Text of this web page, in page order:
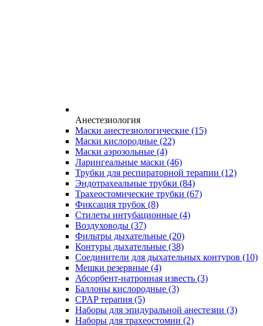
Анестезиология
Маски анестезиологические (15)
Маски кислородные (22)
Маски аэрозольные (4)
Ларингеальные маски (46)
Трубки для респираторной терапии (12)
Эндотрахеальные трубки (84)
Трахеостомические трубки (67)
Фиксация трубок (8)
Стилеты интубационные (4)
Воздуховоды (37)
Фильтры дыхательные (20)
Контуры дыхательные (38)
Соединители для дыхательных контуров (10)
Мешки резервные (4)
Абсорбент-натронная известь (3)
Баллоны кислородные (3)
CPAP терапия (5)
Наборы для эпидуральной анестезии (3)
Наборы для трахеостомии (2)